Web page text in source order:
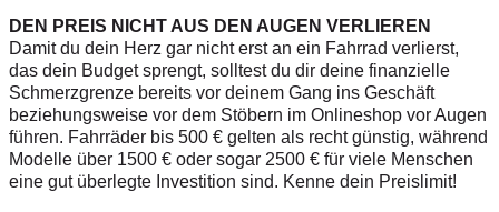
DEN PREIS NICHT AUS DEN AUGEN VERLIEREN
Damit du dein Herz gar nicht erst an ein Fahrrad verlierst,
das dein Budget sprengt, solltest du dir deine finanzielle
Schmerzgrenze bereits vor deinem Gang ins Geschäft
beziehungsweise vor dem Stöbern im Onlineshop vor Augen
führen. Fahrräder bis 500 € gelten als recht günstig, während
Modelle über 1500 € oder sogar 2500 € für viele Menschen
eine gut überlegte Investition sind. Kenne dein Preislimit!